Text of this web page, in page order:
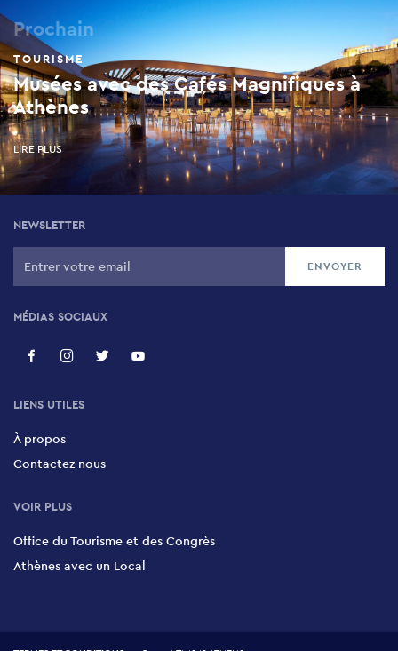
Prochain
TOURISME
Musées avec des Cafés Magnifiques à
Athènes
LIRE PLUS
NEWSLETTER
MÉDIAS SOCIAUX
LIENS UTILES
À propos
Contactez nous
VOIR PLUS
Office du Tourisme et des Congrès
Athènes avec un Local